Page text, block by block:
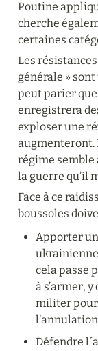
Poutine
cherche
certaines
Les
générale »
peut parier
enregistrera
exploser une
augmenteront.
régime semble
la guerre qu’il
Face à ce
boussoles
Apporter
ukrainienne
cela passe
à s’armer,
militer pour
Défendre